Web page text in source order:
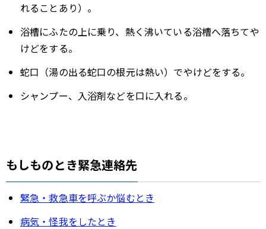
れることあり）。
浴槽にふたの上に乗り、熱く沸いている浴槽へ落ちてや
けどをする。
蛇口（湯の出る蛇口の根元は熱い）でやけどをする。
シャンプー、入浴剤などを口に入れる。
もしものとき緊急連絡先
緊急・救急車を呼ぶか悩むとき
病気・怪我をしたとき